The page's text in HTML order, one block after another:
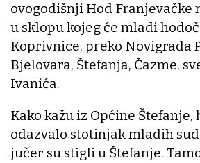
ovogodišnji Hod Franjevačke
u sklopu kojeg će mladi
Koprivnice, preko Novigrada
Bjelovara, Štefanja, Čazme,
Ivanića.
Kako kažu iz Općine Štefanje,
odazvalo stotinjak mladih
jučer su stigli u Štefanje.